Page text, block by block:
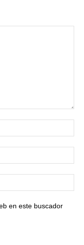
en este buscador